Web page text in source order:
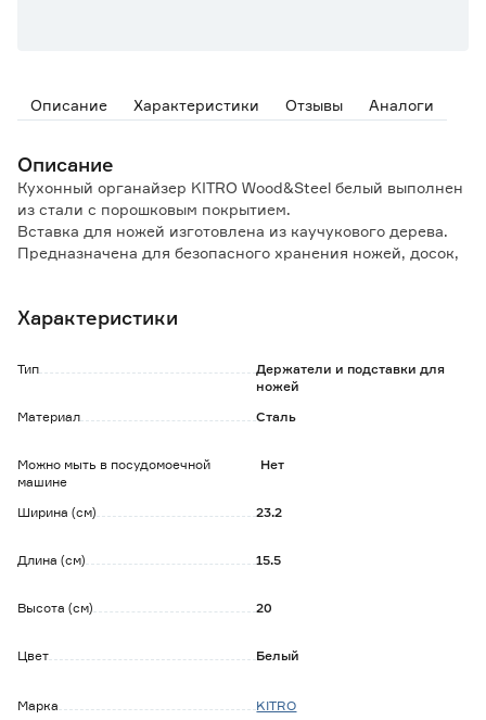
Описание Характеристики Отзывы Аналоги
Описание
Кухонный органайзер KITRO Wood&Steel белый выполнен
из стали с порошковым покрытием.
Вставка для ножей изготовлена из каучукового дерева.
Предназначена для безопасного хранения ножей, досок,
Особенности и преимущества:
- покрытие, устойчивое к царапинам, не ржавеет, не
- функциональность в использовании.
Характеристики
Тип
Держатели и подставки для
ножей
Материал
Сталь
Можно мыть в посудомоечной
машине
Нет
Ширина (см) 23.2
Длина (см) 15.5
Высота (см) 20
Цвет Белый
Марка KITRO